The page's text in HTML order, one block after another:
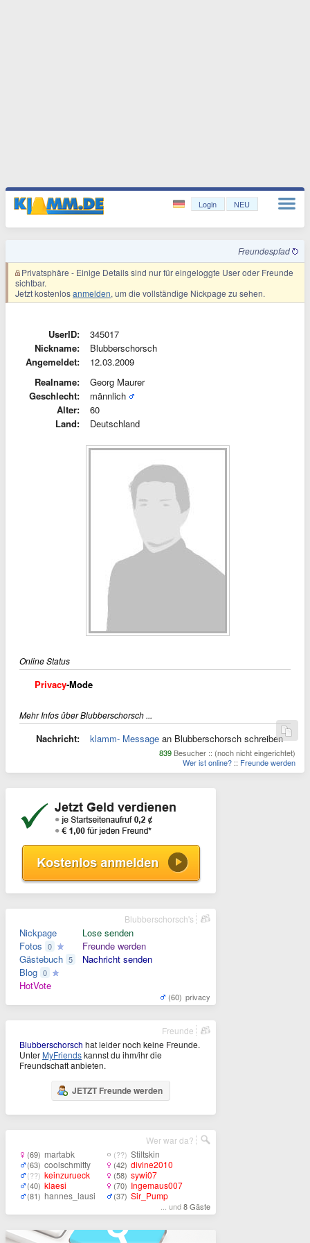
Login NEU
Freundespfad
Privatsphäre - Einige Details sind nur für eingeloggte User oder Freunde
sichtbar.
Jetzt kostenlosanmelden, um die vollständige Nickpage zu sehen.
UserID:
345017
Nickname:
Blubberschorsch
Angemeldet:
12.03.2009
Realname:
Georg Maurer
Geschlecht:
männlich
Alter:
60
Land:
Deutschland
Online Status
Privacy-Mode
Mehr Infos über Blubberschorsch ...
Nachricht: klamm- Message an Blubberschorsch schreiben
839 Besucher :: (noch nicht eingerichtet)
Wer ist online? :: Freunde werden
Nickpage
Fotos 0
Gästebuch 5
Blog 0
HotVote
Lose senden
Freunde werden
Nachricht senden
(60) privacy
Blubberschorsch's
Blubberschorsch hat leider noch keine Freunde.
Unter MyFriendskannst du ihm/ihr die
Freundschaft anbieten.
JETZT Freunde werden
Freunde
(69) martabk
(63) coolschmitty
(??) keinzurueck
(40) klaesi
(81) hannes_lausi
(??) Stiltskin
(42) divine2010
(58) sywi07
(70) Ingemaus007
(37) Sir_Pump
... und8 Gäste
Wer war da?